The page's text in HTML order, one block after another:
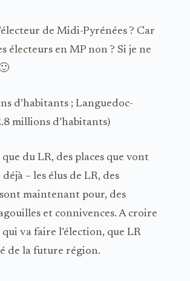
de Midi-Pyrénées ? Car
électeurs en MP non ? Si je ne
d’habitants ; Languedoc-
millions d’habitants)
du LR, des places que vont
– les élus de LR, des
maintenant pour, des
et connivences. A croire
qui va faire l’élection, que LR
de la future région.